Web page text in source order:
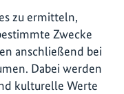
zu ermitteln,
Zwecke
anschließend bei
Dabei werden
kulturelle Werte